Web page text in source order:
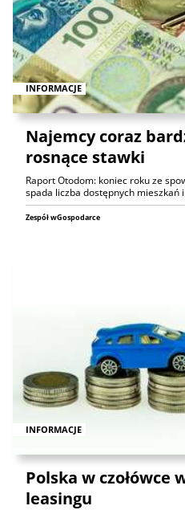
INFORMACJE
Najemcy coraz
rosnące stawki
Raport Otodom: koniec roku ze
spada liczba dostępnych mieszkań
Zespół wGospodarce
INFORMACJE
Polska w czołówce
leasingu